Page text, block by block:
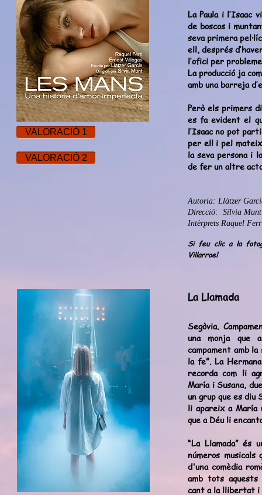
VALORACIÓ 1
VALORACIÓ 2
La Paula i l’Isaac
de boscos i
seva primera
ell, després
l’ofici per
La producció ja
amb una barreja
Però els primers
es fa evident el
l’Isaac no pot
per ell i pel
la seva persona i
de fer un altre
Autoria: Llàtzer
Direcció: Sílvia Munt
Intèrprets Raquel
Si feu clic a la
Villarroel
La Llamada
Segòvia.
una monja que
campament amb
la fe”. La
recorda com li
María i Susana,
un grup que es diu
li apareix a
que a Déu li
“La Llamada” és
números musicals
d'una comèdia
amb tots
cant a la llibertat i